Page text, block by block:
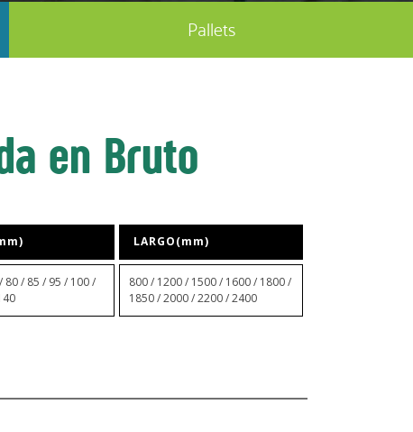
Pallets
en Bruto
LARGO(mm)
80 / 85 / 95 / 100 /
800 / 1200 / 1500 / 1600 / 1800 /
1850 / 2000 / 2200 / 2400